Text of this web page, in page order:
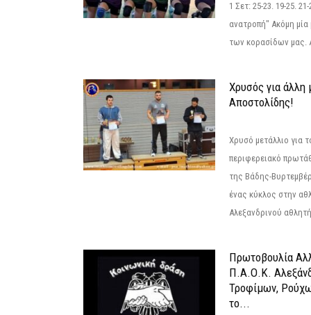
1 Σετ: 25-23. 19-25.
ανατροπή" Ακόμη μία
των κορασίδων μας.
Χρυσός για άλλη
Αποστολίδης!
Χρυσό μετάλλιο για
περιφερειακό
της Βάδης-
ένας κύκλος στην
Αλεξανδρινού
Πρωτοβουλία
Π.Α.Ο.Κ.
Τροφίμων,
το...